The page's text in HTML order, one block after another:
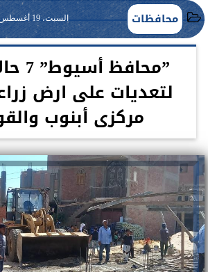
محافظات السبت، 19 أغسطس 2023
لتعديات على ارض
مركزى أبنوب